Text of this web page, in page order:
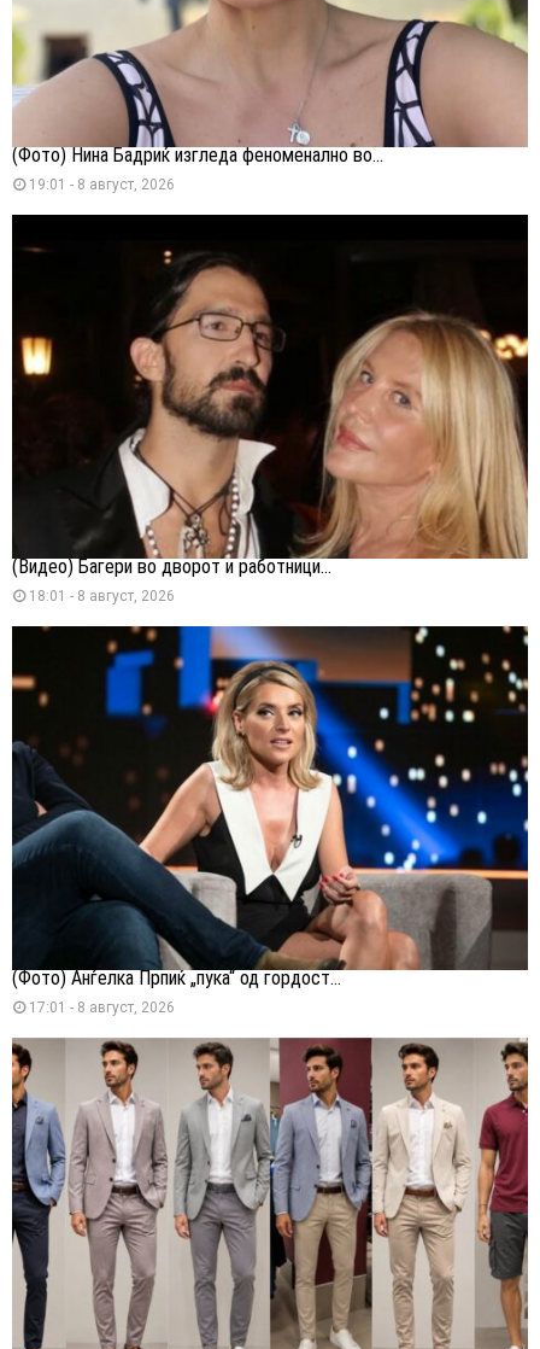
(Фото) Нина Бадриќ изгледа феноменално во...
19:01 - 8 август, 2026
(Видео) Багери во дворот и работници...
18:01 - 8 август, 2026
(Фото) Анѓелка Прпиќ „пука“ од гордост...
17:01 - 8 август, 2026